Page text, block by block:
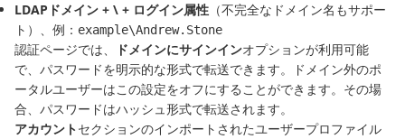
LDAPドメイン + \ + ログイン属性 （不完全なドメイン名もサポー
ト）、例： example\Andrew.Stone
認証ページでは、 ドメインにサインインオプションが利用可能
で、パスワードを明示的な形式で転送できます。ドメイン外のポ
ータルユーザーはこの設定をオフにすることができます。その場
合、パスワードはハッシュ形式で転送されます。
アカウントセクションのインポートされたユーザープロファイル